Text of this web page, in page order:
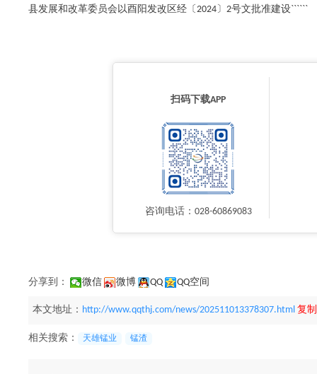
县发展和改革委员会以酉阳发改区经〔2024〕2号文批准建设``````
扫码下载APP
咨询电话：028-60869083
分享到： 微信 微博 QQ QQ空间
本文地址： http://www.qqthj.com/news/202511013378307.html 复
相关搜索： 天雄锰业 锰渣